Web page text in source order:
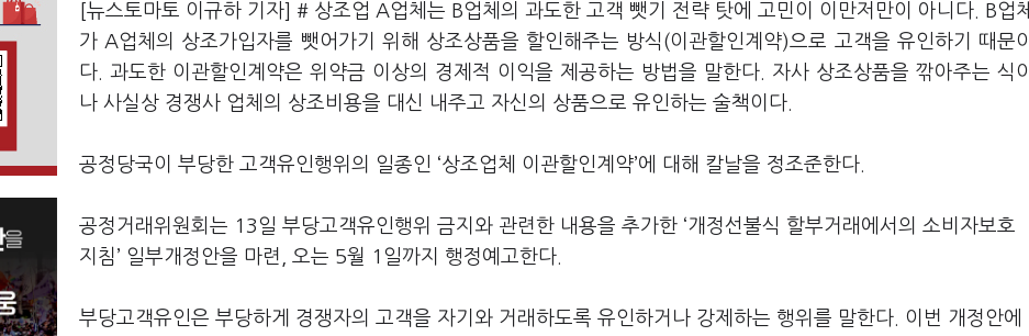
[뉴스토마토 이규하 기자] # 상조업 A업체는 B업체의 과도한 고객 뺏기 전략 탓에 고민이 이만저만이 아니다. B업체
가 A업체의 상조가입자를 뺏어가기 위해 상조상품을 할인해주는 방식(이관할인계약)으로 고객을 유인하기 때문이
다. 과도한 이관할인계약은 위약금 이상의 경제적 이익을 제공하는 방법을 말한다. 자사 상조상품을 깎아주는 식이
나 사실상 경쟁사 업체의 상조비용을 대신 내주고 자신의 상품으로 유인하는 술책이다.
공정당국이 부당한 고객유인행위의 일종인 ‘상조업체 이관할인계약’에 대해 칼날을 정조준한다.
공정거래위원회는 13일 부당고객유인행위 금지와 관련한 내용을 추가한 ‘개정선불식 할부거래에서의 소비자보호
지침’ 일부개정안을 마련, 오는 5월 1일까지 행정예고한다.
부당고객유인은 부당하게 경쟁자의 고객을 자기와 거래하도록 유인하거나 강제하는 행위를 말한다. 이번 개정안에